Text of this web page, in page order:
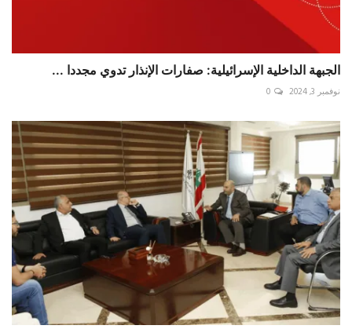
الجبهة الداخلية الإسرائيلية: صفارات الإنذار تدوي مجددا ...
نوفمبر 3, 2024 0